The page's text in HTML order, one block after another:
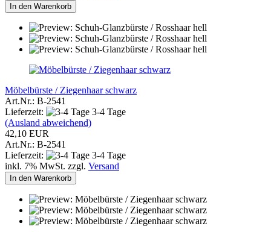
In den Warenkorb
Möbelbürste / Ziegenhaar schwarz
Art.Nr.: B-2541
Lieferzeit:
3-4 Tage
(Ausland abweichend)
42,10 EUR
Art.Nr.: B-2541
Lieferzeit:
3-4 Tage
inkl. 7% MwSt. zzgl. Versand
In den Warenkorb